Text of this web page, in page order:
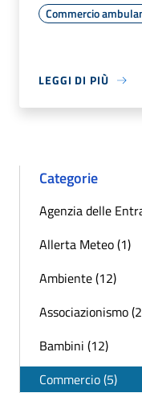
Commercio
LEGGI DI PIÙ
Categorie
Agenzia delle
Allerta Meteo (1)
Ambiente (12)
Associazionismo
Bambini (12)
Commercio (5)